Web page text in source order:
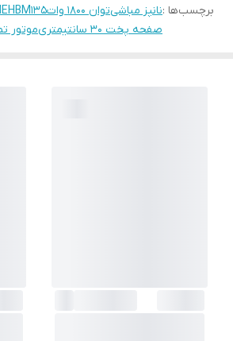
برچسب‌ها :نانپز مباشیتوان ۱۸۰۰ وات
صفحه پخت ۳۰ سانتیمتری
موتور